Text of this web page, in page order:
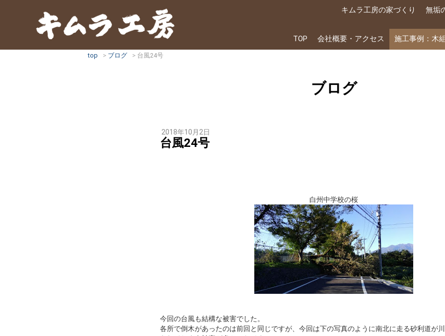
キムラ工房の家づくり 無垢
TOP 会社概要・アクセス 施工事例：木
top ブログ 台風24号
ブログ
2018年10月2日
台風24号
白州中学校の桜
今回の台風も結構な被害でした。
各所で倒木があったのは前回と同じですが、今回は下の写真のように南北に走る砂利道が